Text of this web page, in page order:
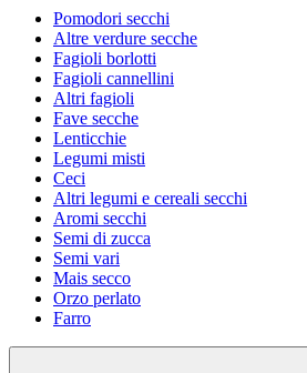
Pomodori secchi
Altre verdure secche
Fagioli borlotti
Fagioli cannellini
Altri fagioli
Fave secche
Lenticchie
Legumi misti
Ceci
Altri legumi e cereali secchi
Aromi secchi
Semi di zucca
Semi vari
Mais secco
Orzo perlato
Farro